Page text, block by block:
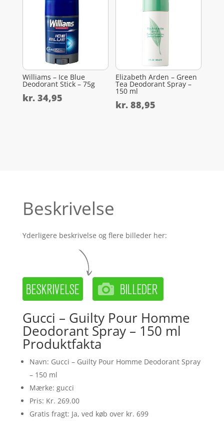
Williams – Ice Blue
Deodorant Stick – 75g
kr.34,95
Elizabeth Arden – Green
Tea Deodorant Spray –
150 ml
kr. 88,95
Beskrivelse
Yderligere beskrivelse og flere billeder her:
Gucci – Guilty Pour Homme
Deodorant Spray – 150 ml
Produktfakta
Navn: Gucci – Guilty Pour Homme Deodorant Spray
– 150 ml
Mærke: gucci
Pris: Kr. 269.00
Gratis fragt: Ja, ved køb over kr. 699